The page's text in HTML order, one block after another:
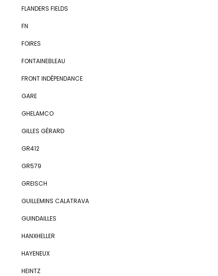
FLANDERS FIELDS
FN
FOIRES
FONTAINEBLEAU
FRONT INDÉPENDANCE
GARE
GHELAMCO
GILLES GÉRARD
GR412
GR579
GREISCH
GUILLEMINS CALATRAVA
GUINDAILLES
HANXHELLER
HAYENEUX
HEINTZ